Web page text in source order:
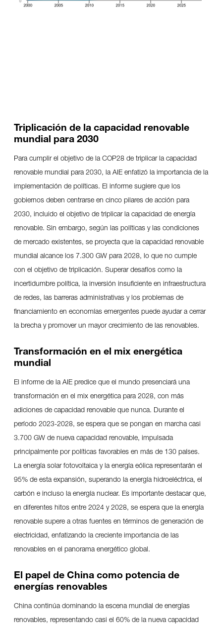
Triplicación de la capacidad renovable
mundial para 2030
Para cumplir el objetivo de la COP28 de triplicar la capacidad
renovable mundial para 2030, la AIE enfatizó la importancia de la
implementación de políticas. El informe sugiere que los
gobiernos deben centrarse en cinco pilares de acción para
2030, incluido el objetivo de triplicar la capacidad de energía
renovable. Sin embargo, según las políticas y las condiciones
de mercado existentes, se proyecta que la capacidad renovable
mundial alcance los 7.300 GW para 2028, lo que no cumple
con el objetivo de triplicación. Superar desafíos como la
incertidumbre política, la inversión insuficiente en infraestructura
de redes, las barreras administrativas y los problemas de
financiamiento en economías emergentes puede ayudar a cerrar
la brecha y promover un mayor crecimiento de las renovables.
Transformación en el mix energética
mundial
El informe de la AIE predice que el mundo presenciará una
transformación en el mix energética para 2028, con más
adiciones de capacidad renovable que nunca. Durante el
período 2023-2028, se espera que se pongan en marcha casi
3.700 GW de nueva capacidad renovable, impulsada
principalmente por políticas favorables en más de 130 países.
La energía solar fotovoltaica y la energía eólica representarán el
95% de esta expansión, superando la energía hidroeléctrica, el
carbón e incluso la energía nuclear. Es importante destacar que,
en diferentes hitos entre 2024 y 2028, se espera que la energía
renovable supere a otras fuentes en términos de generación de
electricidad, enfatizando la creciente importancia de las
renovables en el panorama energético global.
El papel de China como potencia de
energías renovables
China continúa dominando la escena mundial de energías
renovables, representando casi el 60% de la nueva capacidad